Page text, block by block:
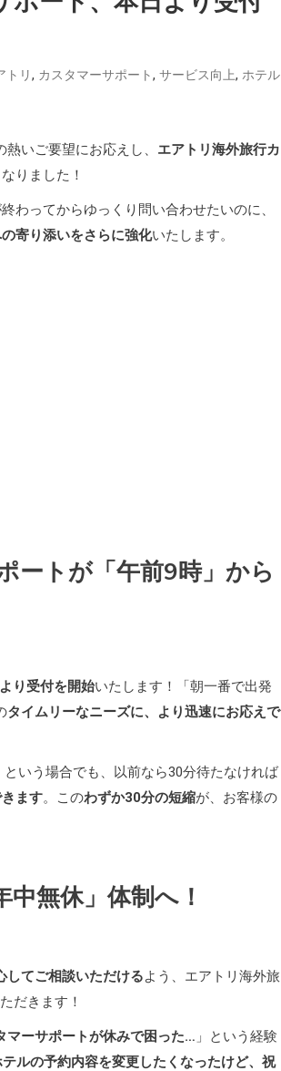
トリ, カスタマーサポート, サービス向上, ホテル
いご要望にお応えし、 エアトリ海外旅行カ
りました！
わってからゆっくり問い合わせたいのに、
寄り添いをさらに強化いたします。
ートが「午前9時」から
り受付を開始いたします！「朝一番で出発
タイムリーなニーズに、より迅速にお応えで
という場合でも、以前なら30分待たなければ
ます。このわずか30分の短縮が、お客様の
無休」体制へ！
してご相談いただけるよう、エアトリ海外旅
だきます！
マーサポートが休みで困った… 」という経験
ルの予約内容を変更したくなったけど、祝